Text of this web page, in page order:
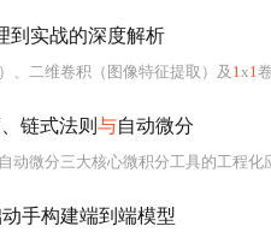
到实战的深度解析
、二维卷积（图像特征提取）及 1x1卷
链式法则 与自动微分
自动微分三大核心微积分工具的工程化应用。深入剖析梯度下降的本质是方向优化而非数学推导，
手构建端到端模型